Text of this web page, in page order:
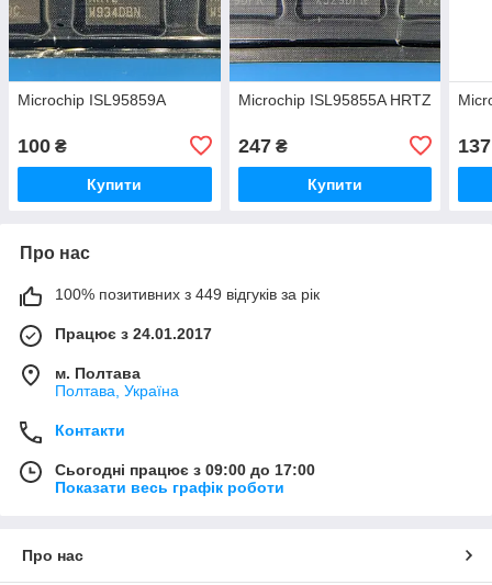
Microchip ISL95859A
100 ₴
Купити
Microchip ISL95855A HRTZ
247₴
Купити
137
Про нас
100% позитивних з 449 відгуків за рік
Працює з 24.01.2017
м. Полтава
Полтава, Україна
Контакти
Сьогодні працює з 09:00 до 17:00
Показати весь графік роботи
Про нас